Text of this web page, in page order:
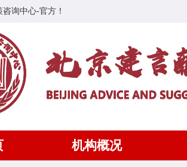
询中心-官方！
机构概况